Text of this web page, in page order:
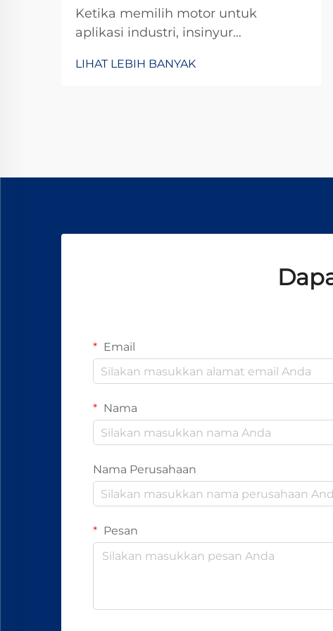
Ketika memilih motor untuk
aplikasi industri, insinyur
penting antara motor DC standar
LIHAT LEBIH BANYAK
Email
Nama
Nama Perusahaan
Pesan